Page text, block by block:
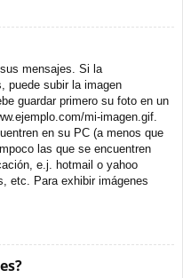
mensajes. Si la
puede subir la imagen
guardar primero su foto en un
mi-imagen.gif.
en su PC (a menos que
las que se encuentren
e.j. hotmail o yahoo
etc. Para exhibir imágenes